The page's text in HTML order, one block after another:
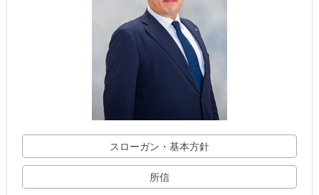
スローガン・基本方針
所信